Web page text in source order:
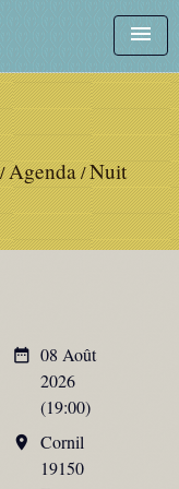
menu
Agenda/Nuit
date_range 08 Août
2026
(19:00)
room
Cornil
19150